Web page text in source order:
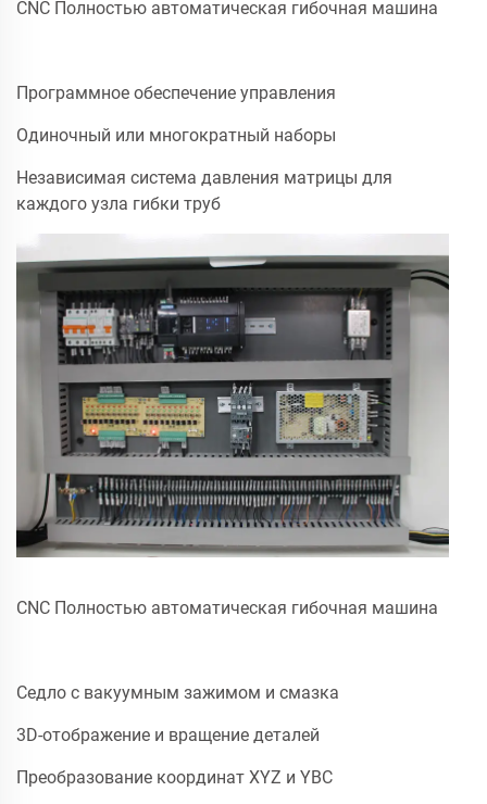
CNC Полностью автоматическая гибочная машина
Программное обеспечение управления
Одиночный или многократный наборы
Независимая система давления матрицы для
каждого узла гибки труб
CNC Полностью автоматическая гибочная машина
Седло с вакуумным зажимом и смазка
3D-отображение и вращение деталей
Преобразование координат XYZ и YBC